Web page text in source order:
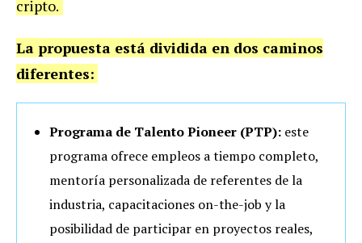
cripto.
La propuesta está dividida en dos caminos
diferentes:
Programa de Talento Pioneer (PTP): este
programa ofrece empleos a tiempo completo,
mentoría personalizada de referentes de la
industria, capacitaciones on-the-job y la
posibilidad de participar en proyectos reales,